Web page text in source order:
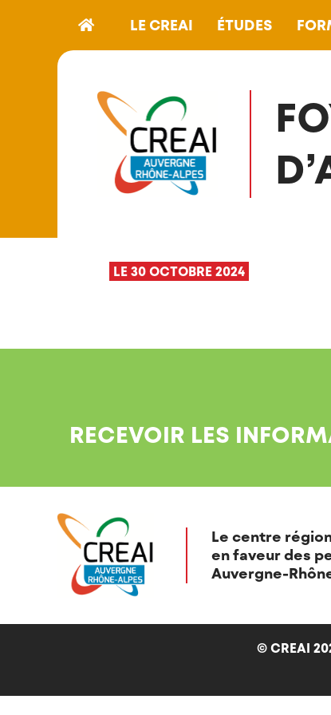
LE CREAI ÉTUDES
LE 30 OCTOBRE 2024
RECEVOIR LES
Le centre
en faveur des
Auvergne-
© CREAI